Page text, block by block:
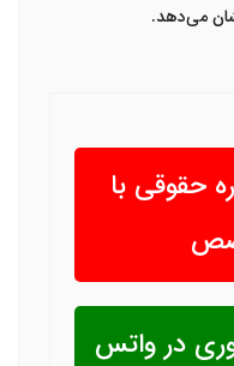
می‌دهد.
حقوقی با
در واتس